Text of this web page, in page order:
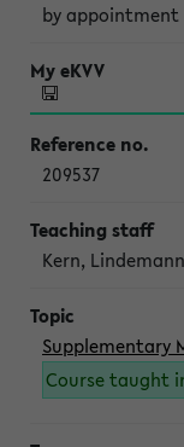
by appointment
209537
Kern, Lindemann
Supplementary
Course taught